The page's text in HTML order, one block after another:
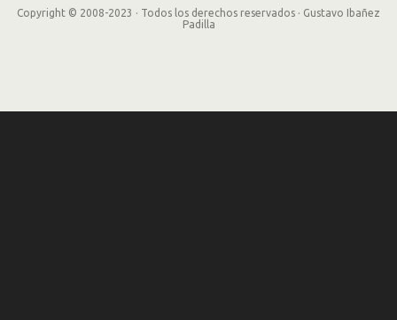
Copyright © 2008-2023 · Todos los derechos reservados · Gustavo Ibañez
Padilla